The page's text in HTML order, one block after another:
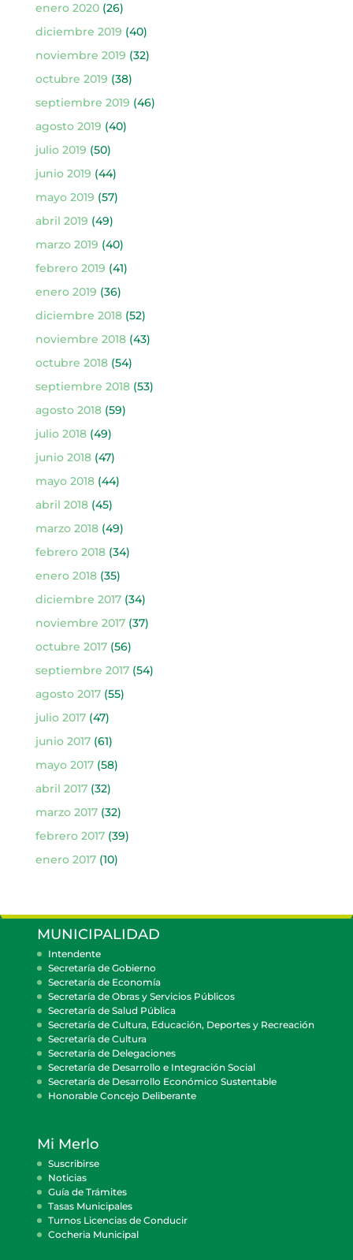
enero 2020(26)
diciembre 2019 (40)
noviembre 2019 (32)
octubre 2019 (38)
septiembre 2019 (46)
agosto 2019 (40)
julio 2019 (50)
junio 2019 (44)
mayo 2019 (57)
abril 2019 (49)
marzo 2019 (40)
febrero 2019 (41)
enero 2019 (36)
diciembre 2018(52)
noviembre 2018(43)
octubre 2018(54)
septiembre 2018(53)
agosto 2018(59)
julio 2018(49)
junio 2018(47)
mayo 2018(44)
abril 2018(45)
marzo 2018(49)
febrero 2018(34)
enero 2018(35)
diciembre 2017(34)
noviembre 2017(37)
octubre 2017(56)
septiembre 2017(54)
agosto 2017(55)
julio 2017(47)
junio 2017(61)
mayo 2017(58)
abril 2017(32)
marzo 2017(32)
febrero 2017(39)
enero 2017(10)
MUNICIPALIDAD
Intendente
Secretaría de Gobierno
Secretaría de Economía
Secretaría de Obras y Servicios Públicos
Secretaría de Salud Pública
Secretaría de Cultura, Educación, Deportes y Recreación
Secretaría de Cultura
Secretaría de Delegaciones
Secretaría de Desarrollo e Integración Social
Secretaría de Desarrollo Económico Sustentable
Honorable Concejo Deliberante
Mi Merlo
Suscribirse
Noticias
Guía de Trámites
Tasas Municipales
Turnos Licencias de Conducir
Cocheria Municipal